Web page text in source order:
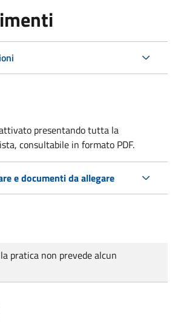
presentando tutta la
consultabile in formato PDF.
e documenti da allegare
pratica non prevede alcun